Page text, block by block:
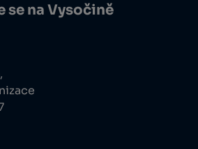
se na Vysočině